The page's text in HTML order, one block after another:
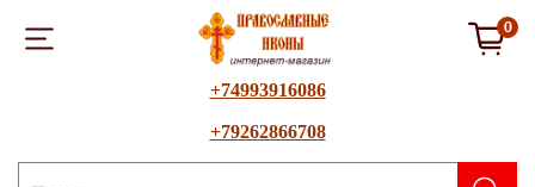
0
+74993916086
+79262866708